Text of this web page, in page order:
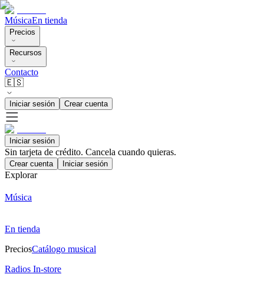
MúsicaEn tienda
Precios
Recursos
Contacto
🇪🇸
Iniciar sesión Crear cuenta
Iniciar sesión
Sin tarjeta de crédito. Cancela cuando quieras.
Crear cuenta Iniciar sesión
Explorar
Música
En tienda
PreciosCatálogo musical
Radios In-store